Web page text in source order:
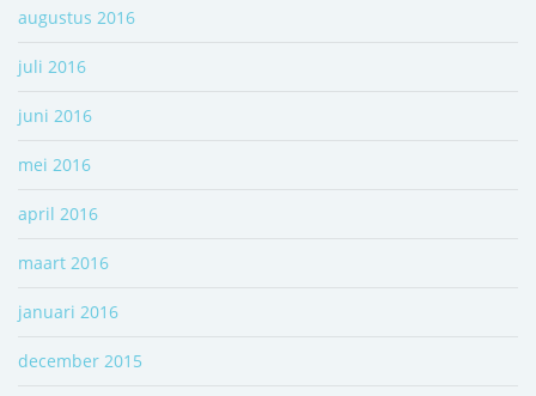
augustus 2016
juli 2016
juni 2016
mei 2016
april 2016
maart 2016
januari 2016
december 2015